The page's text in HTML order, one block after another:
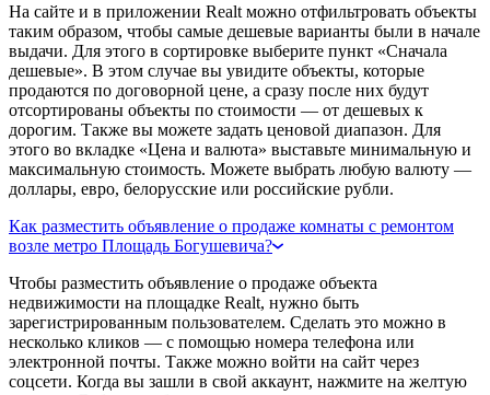
На сайте и в приложении Realt можно отфильтровать объекты
таким образом, чтобы самые дешевые варианты были в начале
выдачи. Для этого в сортировке выберите пункт «Сначала
дешевые». В этом случае вы увидите объекты, которые
продаются по договорной цене, а сразу после них будут
отсортированы объекты по стоимости — от дешевых к
дорогим. Также вы можете задать ценовой диапазон. Для
этого во вкладке «Цена и валюта» выставьте минимальную и
максимальную стоимость. Можете выбрать любую валюту —
доллары, евро, белорусские или российские рубли.
Как разместить объявление о продаже комнаты с ремонтом
возле метро Площадь Богушевича?
Чтобы разместить объявление о продаже объекта
недвижимости на площадке Realt, нужно быть
зарегистрированным пользователем. Сделать это можно в
несколько кликов — с помощью номера телефона или
электронной почты. Также можно войти на сайт через
соцсети. Когда вы зашли в свой аккаунт, нажмите на желтую